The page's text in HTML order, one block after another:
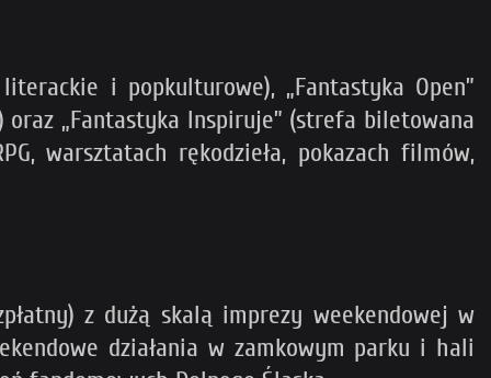
i popkulturowe), „Fantastyka Open”
„Fantastyka Inspiruje” (strefa biletowana
warsztatach rękodzieła, pokazach filmów,
z dużą skalą imprezy weekendowej w
działania w zamkowym parku i hali